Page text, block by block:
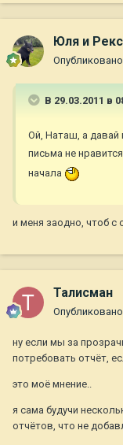
Юля и Рекс
Опубликовано
В 29.03.2011 в
Ой, Наташ, а давай
письма не нравится
начала
и меня заодно, чтоб
Талисман
Опубликовано
ну если мы за
потребовать отчёт,
это моё мнение..
я сама будучи
отчётов, что не